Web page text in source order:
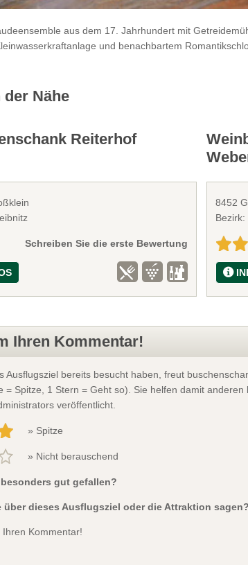
aus dem 17. Jahrhundert mit
und benachbartem
Nähe
Reiterhof
Schreiben Sie die erste Bewertung
8452
Bezirk:
Ihren Kommentar!
Ausflugsziel bereits besucht haben, freut
= Spitze, 1 Stern = Geht so). Sie helfen damit
veröffentlicht.
» Spitze
» Nicht berauschend
gut gefallen?
über dieses Ausflugsziel oder die Attraktion sagen?
Kommentar!